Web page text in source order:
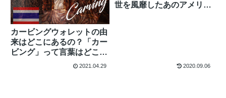
カービングウォレットの由
来はどこにあるの？「カー
ビング」って言葉はどこか
2021.04.29
世を風靡したあのアメリカ
2020.09.06